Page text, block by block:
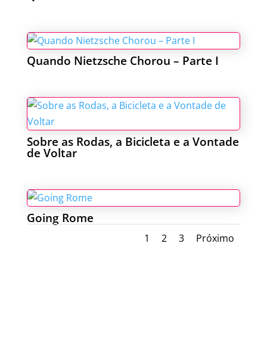
Quando Nietzsche Chorou – Parte I
Sobre as Rodas, a Bicicleta e a Vontade
de Voltar
Going Rome
1 2 3 Próximo